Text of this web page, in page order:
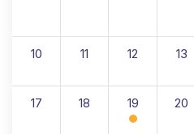
10 11 12 13
17 18 19 20